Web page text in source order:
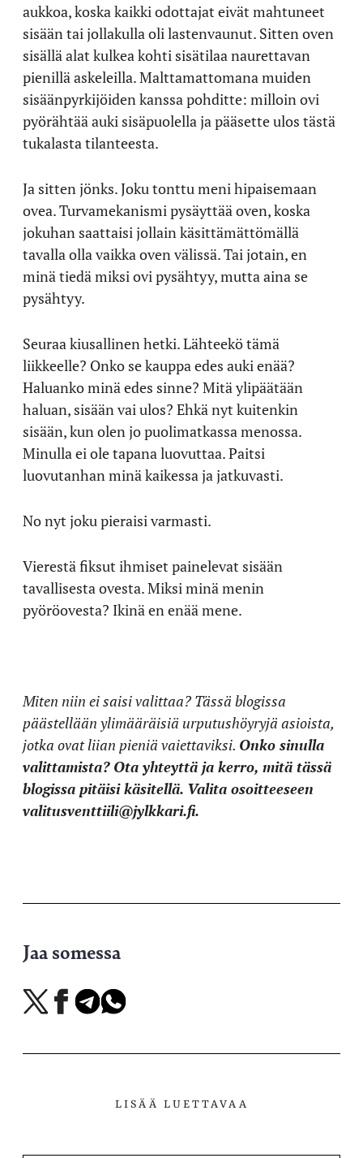
aukkoa, koska kaikki odottajat eivät mahtuneet
sisään tai jollakulla oli lastenvaunut. Sitten oven
sisällä alat kulkea kohti sisätilaa naurettavan
pienillä askeleilla. Malttamattomana muiden
sisäänpyrkijöiden kanssa pohditte: milloin ovi
pyörähtää auki sisäpuolella ja pääsette ulos tästä
tukalasta tilanteesta.
Ja sitten jönks. Joku tonttu meni hipaisemaan
ovea. Turvamekanismi pysäyttää oven, koska
jokuhan saattaisi jollain käsittämättömällä
tavalla olla vaikka oven välissä. Tai jotain, en
minä tiedä miksi ovi pysähtyy, mutta aina se
pysähtyy.
Seuraa kiusallinen hetki. Lähteekö tämä
liikkeelle? Onko se kauppa edes auki enää?
Haluanko minä edes sinne? Mitä ylipäätään
haluan, sisään vai ulos? Ehkä nyt kuitenkin
sisään, kun olen jo puolimatkassa menossa.
Minulla ei ole tapana luovuttaa. Paitsi
luovutanhan minä kaikessa ja jatkuvasti.
No nyt joku pieraisi varmasti.
Vierestä fiksut ihmiset painelevat sisään
tavallisesta ovesta. Miksi minä menin
pyöröovesta? Ikinä en enää mene.
Miten niin ei saisi valittaa? Tässä blogissa
päästellään ylimääräisiä urputushöyryjä asioista,
jotka ovat liian pieniä vaiettaviksi. Onko sinulla
valittamista? Ota yhteyttä ja kerro, mitä tässä
blogissa pitäisi käsitellä. Valita osoitteeseen
valitusventtiili@jylkkari.fi.
Jaa somessa
Jaa
X-
Jaa
Facebookissa
Jaa
Telegramissa
Jaa
WhatsAppissa
LISÄÄ LUETTAVAA